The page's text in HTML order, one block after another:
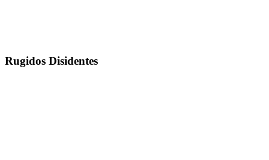
Rugidos Disidentes